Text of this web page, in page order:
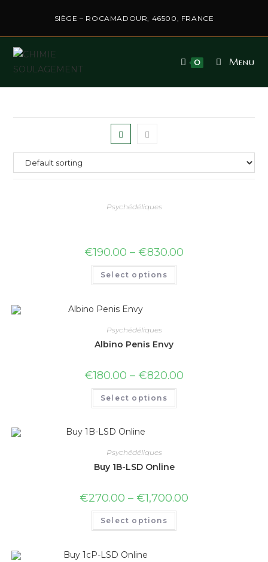
SIÈGE – ROCAMADOUR, 46500, FRANCE
0 Menu
Psychédéliques
€190.00 – €830.00
Select options
Psychédéliques
Albino Penis Envy
€180.00 – €820.00
Select options
Psychédéliques
Buy 1B-LSD Online
€270.00 – €1,700.00
Select options